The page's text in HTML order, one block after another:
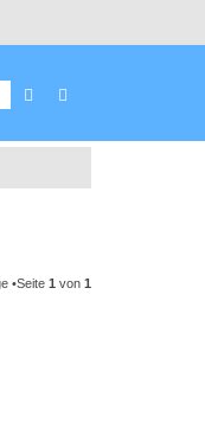
Suche
•Seite 1 von 1